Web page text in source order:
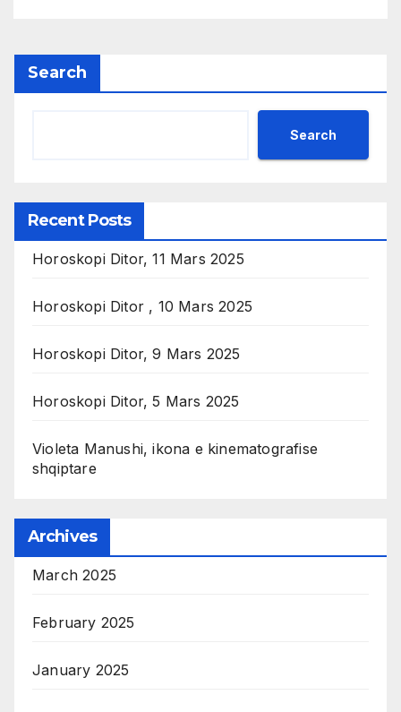
Search
Search
Recent Posts
Horoskopi Ditor, 11 Mars 2025
Horoskopi Ditor , 10 Mars 2025
Horoskopi Ditor, 9 Mars 2025
Horoskopi Ditor, 5 Mars 2025
Violeta Manushi, ikona e kinematografise
shqiptare
Archives
March 2025
February 2025
January 2025